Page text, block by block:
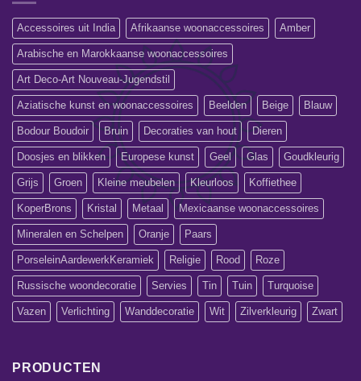
Accessoires uit India Afrikaanse woonaccessoires Amber
Arabische en Marokkaanse woonaccessoires
Art Deco-Art Nouveau-Jugendstil
Aziatische kunst en woonaccessoires Beelden Beige Blauw
Bodour Boudoir Bruin Decoraties van hout Dieren
Doosjes en blikken Europese kunst Geel Glas Goudkleurig
Grijs Groen Kleine meubelen Kleurloos Koffiethee
KoperBrons Kristal Metaal Mexicaanse woonaccessoires
Mineralen en Schelpen Oranje Paars
PorseleinAardewerkKeramiek Religie Rood Roze
Russische woondecoratie Servies Tin Tuin Turquoise
Vazen Verlichting Wanddecoratie Wit Zilverkleurig Zwart
PRODUCTEN